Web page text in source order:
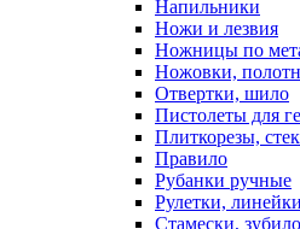
Напильники
Ножи и лезвия
Ножницы по
Ножовки,
Отвертки, шило
Пистолеты для
Плиткорезы,
Правило
Рубанки ручные
Рулетки,
Стамески,